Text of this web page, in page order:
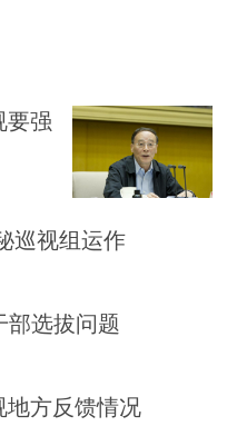
要强
巡视组运作
部选拔问题
地方反馈情况